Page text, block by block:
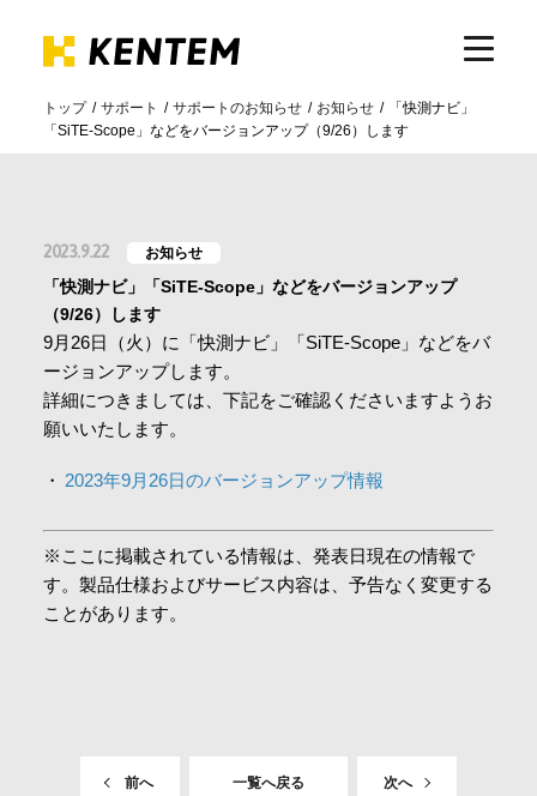
製品・サービス
導入事例
サポート
イベント・セミナー
会社情報
トップ サポート サポートのお知らせ お知らせ
「快測ナビ」
「SiTE-Scope」などをバージョンアップ（9/26）します
2023.9.22 お知らせ
「快測ナビ」「SiTE-Scope」などをバージョンアップ
（9/26）します
9月26日（火）に「快測ナビ」「SiTE-Scope」などをバ
ージョンアップします。
詳細につきましては、下記をご確認くださいますようお
願いいたします。
2023年9月26日のバージョンアップ情報
※ここに掲載されている情報は、発表日現在の情報で
す。製品仕様およびサービス内容は、予告なく変更する
ことがあります。
前へ 一覧へ戻る 次へ